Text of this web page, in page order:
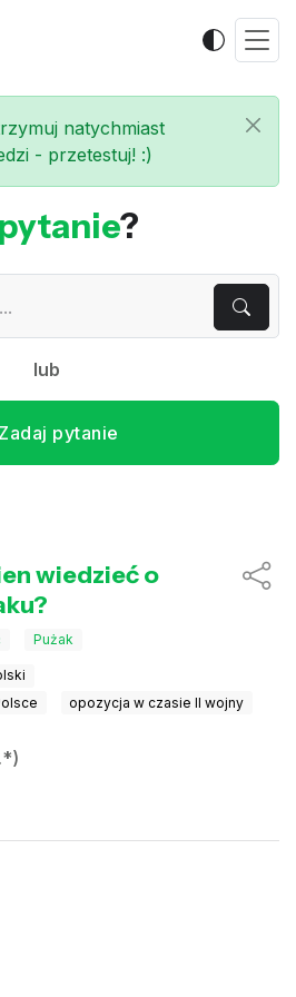
natychmiast
- przetestuj! :)
pytanie?
lub
Zadaj pytanie
wiedzieć o
Pużak
opozycja w czasie II wojny